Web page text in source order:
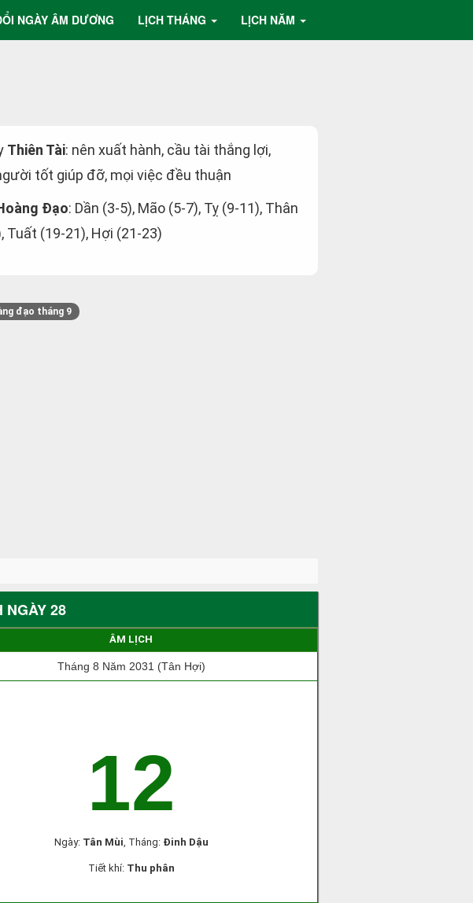
NGÀY ÂM DƯƠNG LỊCH THÁNG LỊCH NĂM
Thiên Tài: nên xuất hành, cầu tài thắng lợi,
tốt giúp đỡ, mọi việc đều thuận
Đạo: Dần (3-5), Mão (5-7), Tỵ (9-11), Thân
Tuất (19-21), Hợi (21-23)
đạo tháng 9
NGÀY 28
ÂM LỊCH
Tháng 8 Năm 2031 (Tân Hợi)
12
Ngày: Tân Mùi, Tháng: Đinh Dậu
Tiết khí: Thu phân